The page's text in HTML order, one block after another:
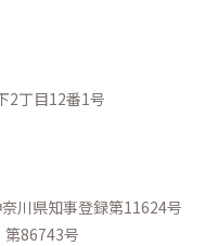
2丁目12番1号
川県知事登録第11624号
第86743号